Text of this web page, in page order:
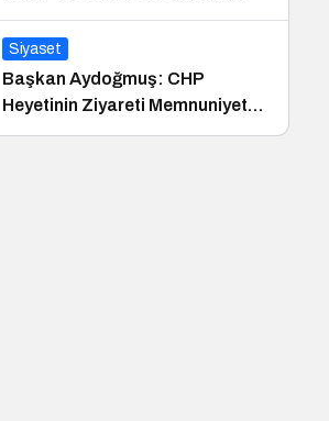
Devam Ediyor
Siyaset
Başkan Aydoğmuş: CHP
Heyetinin Ziyareti Memnuniyet
Verici